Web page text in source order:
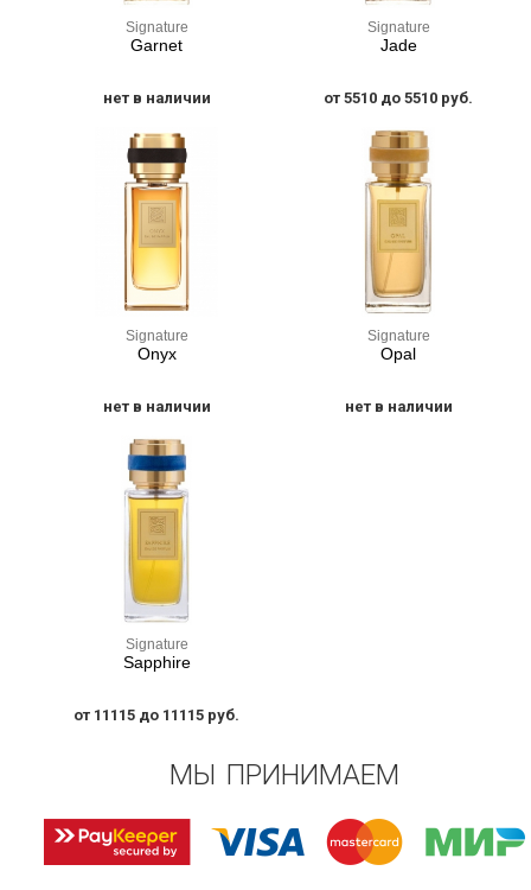
Signature
Garnet
нет в наличии
Signature
Jade
от 5510 до 5510 руб.
Signature
Onyx
нет в наличии
Signature
Opal
нет в наличии
Signature
Sapphire
от 11115 до 11115 руб.
МЫ ПРИНИМАЕМ